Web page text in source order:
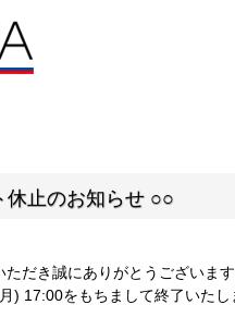
休止のお知らせ ○○
だき誠にありがとうございます
) 17:00をもちまして終了いたし